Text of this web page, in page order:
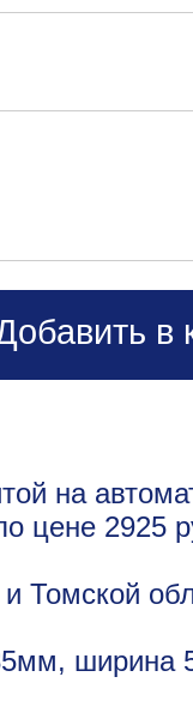
в
на
цене 2925
Томской
ширина